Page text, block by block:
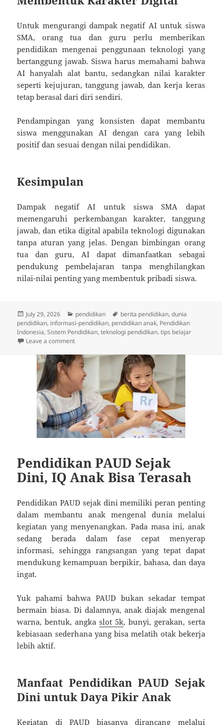
Untuk mengurangi dampak negatif AI untuk siswa
SMA, orang tua dan guru perlu memberikan
pendidikan mengenai penggunaan teknologi yang
bertanggung jawab. Siswa harus memahami bahwa
AI hanyalah alat bantu, sedangkan nilai karakter
seperti kejujuran, tanggung jawab, dan kerja keras
tetap berasal dari diri sendiri.
Pendampingan yang konsisten dapat membantu
siswa menggunakan AI dengan cara yang lebih
positif dan sesuai dengan nilai pendidikan.
Kesimpulan
Dampak negatif AI untuk siswa SMA dapat
memengaruhi perkembangan karakter, tanggung
jawab, dan etika digital apabila teknologi digunakan
tanpa aturan yang jelas. Dengan bimbingan orang
tua dan guru, AI dapat dimanfaatkan sebagai
pendukung pembelajaran tanpa menghilangkan
nilai-nilai penting yang membentuk pribadi siswa.
Posted
on
July 29, 2026 Categories
pendidikan Tags
berita pendidikan,dunia
pendidikan, informasi-pendidikan, pendidikan anak, Pendidikan
Indonesia,Sistem Pendidikan,teknologi pendidikan,tips belajar
Leave a commenton Dampak Negatif AI untuk Siswa SMA terhadap
Pendidikan PAUD Sejak
Dini, IQ Anak Bisa Terasah
Pendidikan PAUD sejak dini memiliki peran penting
dalam membantu anak mengenal dunia melalui
kegiatan yang menyenangkan. Pada masa ini, anak
sedang berada dalam fase cepat menyerap
informasi, sehingga rangsangan yang tepat dapat
mendukung kemampuan berpikir, bahasa, dan daya
ingat.
Yuk pahami bahwa PAUD bukan sekadar tempat
bermain biasa. Di dalamnya, anak diajak mengenal
warna, bentuk, angkaslot 5k, bunyi, gerakan, serta
kebiasaan sederhana yang bisa melatih otak bekerja
lebih aktif.
Manfaat Pendidikan PAUD Sejak
Dini untuk Daya Pikir Anak
Kegiatan di PAUD biasanya dirancang melalui